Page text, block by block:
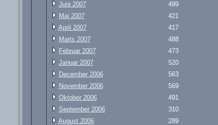
Juni 2007
499
Maj 2007
421
April 2007
417
Marts 2007
488
Februar 2007
473
Januar 2007
520
December 2006
563
November 2006
569
Oktober 2006
491
September 2006
310
August 2006
289